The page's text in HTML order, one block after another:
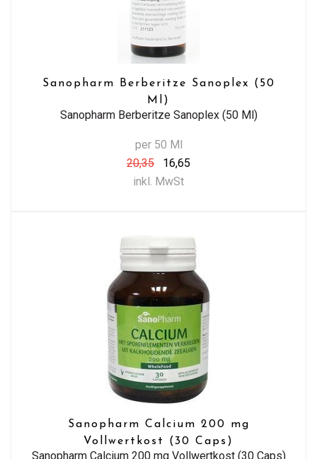
Sanopharm Berberitze Sanoplex (50
Ml)
Sanopharm Berberitze Sanoplex (50 Ml)
per 50 Ml
20,35
16,65
inkl. MwSt
Sanopharm Calcium 200 mg
Vollwertkost (30 Caps)
Sanopharm Calcium 200 mg Vollwertkost (30 Caps)